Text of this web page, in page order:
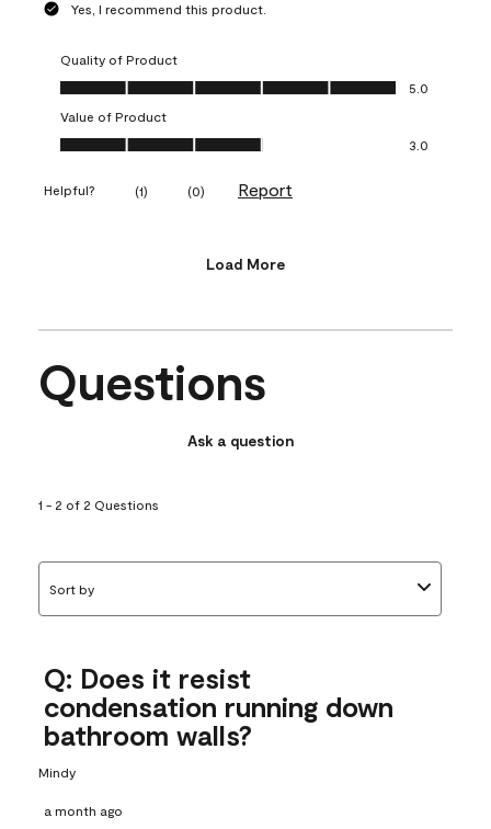
Yes, I recommend this product.
Quality of Product
Quality of Product, 5.0 out of 5
5.0
Value of Product
Value of Product, 3.0 out of 5
3.0
Helpful? (1) (0) Report
Load More
Questions
Ask a question
1 - 2 of 2 Questions
Sort by
Q: Does it resist
condensation running down
bathroom walls?
Mindy
a month ago